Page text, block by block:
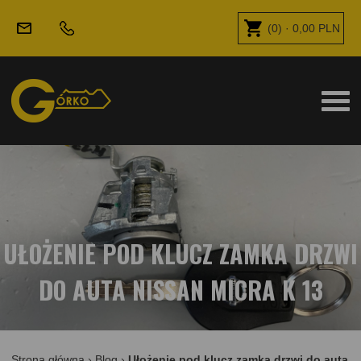
(0) · 0,00 PLN
UŁOŻENIE POD KLUCZ ZAMKA DRZWI
DO AUTA NISSAN MICRA K 13